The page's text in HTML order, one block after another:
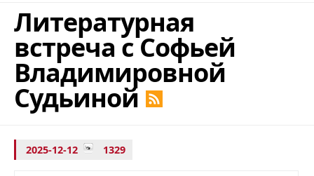
Литературная
встреча с Софьей
Владимировной
Судьиной
2025-12-12 1329